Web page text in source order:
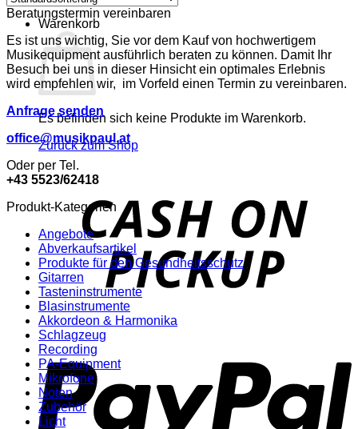
Warenkorb
Es befinden sich keine Produkte im Warenkorb.
Zurück zum Shop
Beratungstermin vereinbaren
Es ist uns wichtig, Sie vor dem Kauf von hochwertigem
Musikequipment ausführlich beraten zu können. Damit Ihr
Besuch bei uns in dieser Hinsicht ein optimales Erlebnis
wird empfehlen wir, im Vorfeld einen Termin zu vereinbaren.
Anfrage senden
office@musikpaul.at
Oder per Tel.
+43 5523/62418
Produkt-Kategorien
Angebote
Abverkaufsartikel
Produkte für den Gesundheitsschutz
Gitarren
Tasteninstrumente
Blasinstrumente
Akkordeon & Harmonika
Schlagzeug
Recording
PA-Equipment
Mikrofone
Noten
Zubehör
Licht